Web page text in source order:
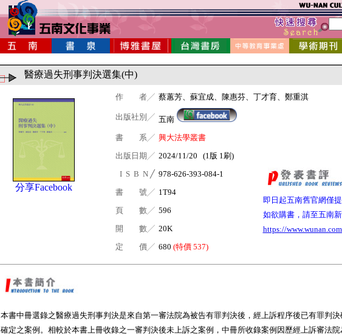
醫療過失刑事判決選集(中)
分享Facebook
作 者╱ 蔡蕙芳、蘇宜成、陳惠芬、丁才育、鄭重淇
出版社別╱ 五南
書 系╱ 興大法學叢書
出版日期╱ 2024/11/20 (1版 1刷)
即日起五南舊官網僅
如欲購書，請至五南
https://
I S B N ╱ 978-626-393-084-1
書 號╱ 1T94
頁 數╱ 596
開 數╱ 20K
定 價╱ 680 (特價 537)
本書中冊選錄之醫療過失刑事判決是來自第一審法院為被告有罪判決後，經上訴程序後已有罪判
確定之案例。相較於本書上冊收錄之一審判決後未上訴之案例，中冊所收錄案例因歷經上訴審法院